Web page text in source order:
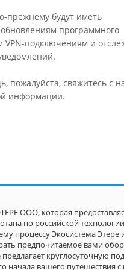
прежнему будут иметь
программного
VPN-подключениям и
пожалуйста, свяжитесь с
информации.
OOO, которая
по российской
процессу Экосистема Этере
предпочитаемое вами
круглосуточную
начала вашего путешествия